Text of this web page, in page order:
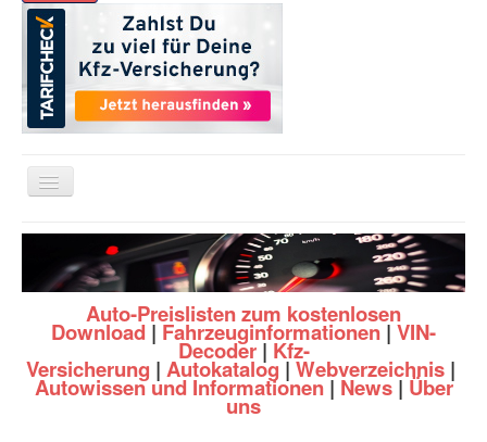
Toggle
Navigation
www.auto-preisliste.de-Auto – Neupreis ermitteln einfach
Auto-Preislisten zum kostenlosen
Download | Fahrzeuginformationen | VIN-
Decoder| Kfz-
Versicherung | Autokatalog | Webverzeichnis |
Autowissen und Informationen| News| Über
uns